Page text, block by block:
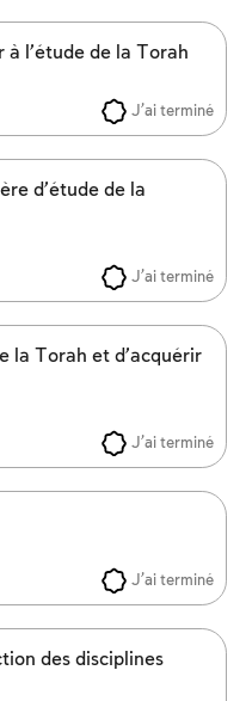
à l’étude de la Torah
J'ai terminé
d’étude de la
J'ai terminé
la Torah et d’acquérir
J'ai terminé
J'ai terminé
des disciplines
avez étudié,